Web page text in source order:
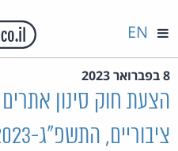
EN
8 בפברואר 2023
הצעת חוק סינון
ציבוריים, התשפ"ג-2023